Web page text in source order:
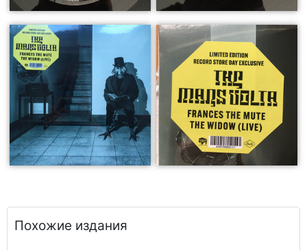
Похожие издания